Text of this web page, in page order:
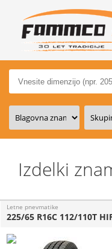
Izdelki
Letne pnevmatike
225/65 R16C 112/110T